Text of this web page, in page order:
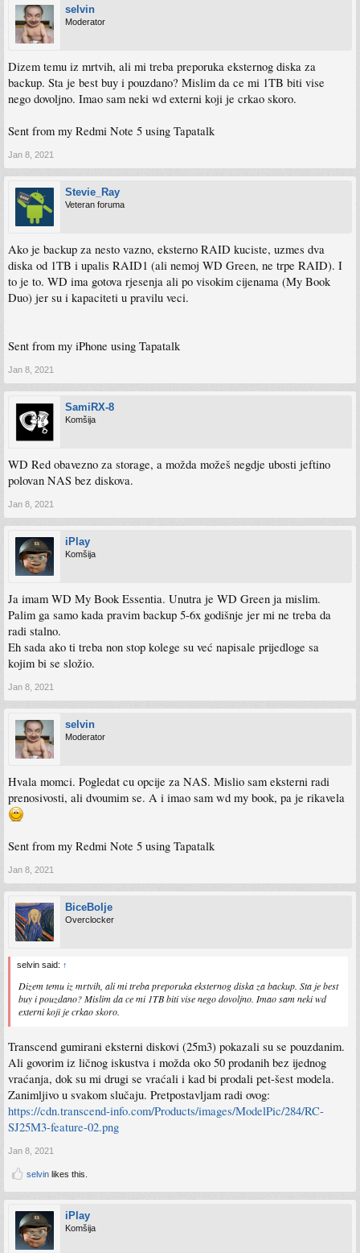
selvin
Moderator
Dizem temu iz mrtvih, ali mi treba preporuka eksternog diska za
backup. Sta je best buy i pouzdano? Mislim da ce mi 1TB biti vise
nego dovoljno. Imao sam neki wd externi koji je crkao skoro.
Sent from my Redmi Note 5 using Tapatalk
Jan 8, 2021
Stevie_Ray
Veteran foruma
Ako je backup za nesto vazno, eksterno RAID kuciste, uzmes dva
diska od 1TB i upalis RAID1 (ali nemoj WD Green, ne trpe RAID). I
to je to. WD ima gotova rjesenja ali po visokim cijenama (My Book
Duo) jer su i kapaciteti u pravilu veci.
Sent from my iPhone using Tapatalk
Jan 8, 2021
SamiRX-8
Komšija
WD Red obavezno za storage, a možda možeš negdje ubosti jeftino
polovan NAS bez diskova.
Jan 8, 2021
iPlay
Komšija
Ja imam WD My Book Essentia. Unutra je WD Green ja mislim.
Palim ga samo kada pravim backup 5-6x godišnje jer mi ne treba da
radi stalno.
Eh sada ako ti treba non stop kolege su već napisale prijedloge sa
kojim bi se složio.
Jan 8, 2021
selvin
Moderator
Hvala momci. Pogledat cu opcije za NAS. Mislio sam eksterni radi
prenosivosti, ali dvoumim se. A i imao sam wd my book, pa je rikavela
Sent from my Redmi Note 5 using Tapatalk
Jan 8, 2021
BiceBolje
Overclocker
selvin said: ↑
Dizem temu iz mrtvih, ali mi treba preporuka eksternog diska za backup. Sta je best
buy i pouzdano? Mislim da ce mi 1TB biti vise nego dovoljno. Imao sam neki wd
externi koji je crkao skoro.
Transcend gumirani eksterni diskovi (25m3) pokazali su se pouzdanim.
Ali govorim iz ličnog iskustva i možda oko 50 prodanih bez ijednog
vraćanja, dok su mi drugi se vraćali i kad bi prodali pet-šest modela.
Zanimljivo u svakom slučaju. Pretpostavljam radi ovog:
https://cdn.transcend-info.com/Products/images/ModelPic/284/RC-
SJ25M3-feature-02.png
Jan 8, 2021
selvin likes this.
iPlay
Komšija